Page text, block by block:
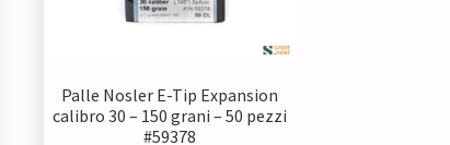
Palle Nosler E-Tip Expansion
calibro 30 – 150 grani – 50 pezzi
#59378